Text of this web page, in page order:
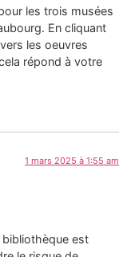
les trois musées
En cliquant
les oeuvres
répond à votre
1 mars 2025 à 1:55 am
bibliothèque est